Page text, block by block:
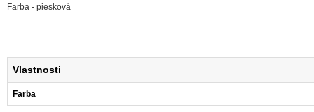
Farba - piesková
Vlastnosti
Farba